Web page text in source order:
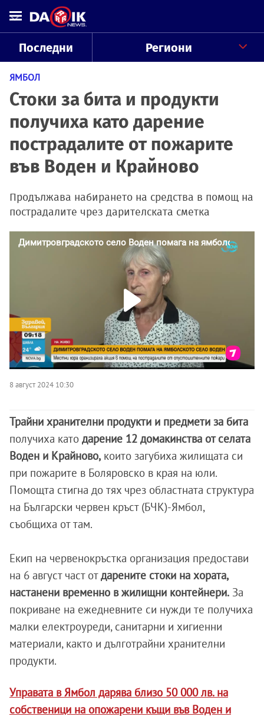
Последни Региони
ЯМБОЛ
Стоки за бита и продукти
получиха като дарение
пострадалите от пожарите
във Воден и Крайново
Продължава набирането на средства в помощ на
пострадалите чрез дарителската сметка
8 август 2024 10:30
Трайни хранителни продукти и предмети за бита
получиха като дарение 12 домакинства от селата
Воден и Крайново, които загубиха жилищата си
при пожарите в Боляровско в края на юли.
Помощта стигна до тях чрез областната структура
на Български червен кръст (БЧК)-Ямбол,
съобщиха от там.
Екип на червенокръстка организация предостави
на 6 август част отдарените стоки на хората,
настанени временно в жилищни контейнери. За
покриване на ежедневните си нужди те получиха
малки електроуреди, санитарни и хигиенни
материали, както и дълготрайни хранителни
продукти.
Управата в Ямбол дарява близо 50 000 лв. на
собственици на опожарени къщи във Воден и